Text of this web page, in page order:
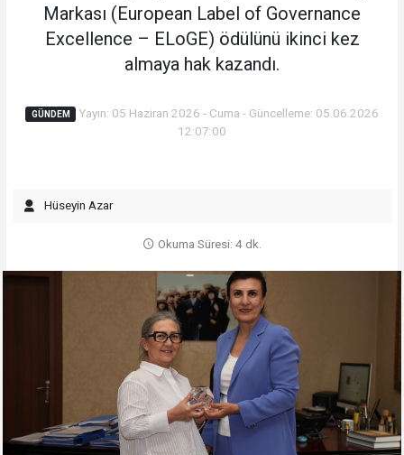
Markası (European Label of Governance
Excellence – ELoGE) ödülünü ikinci kez
almaya hak kazandı.
GÜNDEM
Yayın: 05 Haziran 2026 - Cuma - Güncelleme: 05.06.2026
12:07:00
Hüseyin Azar
Okuma Süresi: 4 dk.